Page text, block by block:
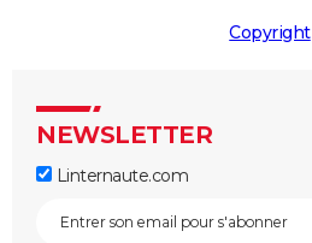
Copyright
NEWSLETTER
Linternaute.com